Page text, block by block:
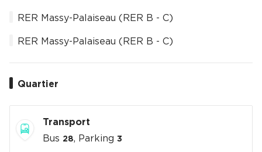
RER Massy-Palaiseau (RER B - C)
RER Massy-Palaiseau (RER B - C)
Quartier
Transport
Bus 28, Parking 3